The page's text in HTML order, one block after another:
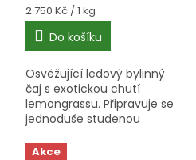
Měrná
cena:
2 750 Kč / 1 kg
Do košíku
Osvěžující ledový bylinný
čaj s exotickou chutí
lemongrassu. Připravuje se
jednoduše studenou
vodou, ideální pro horké
letní dny.
Akce